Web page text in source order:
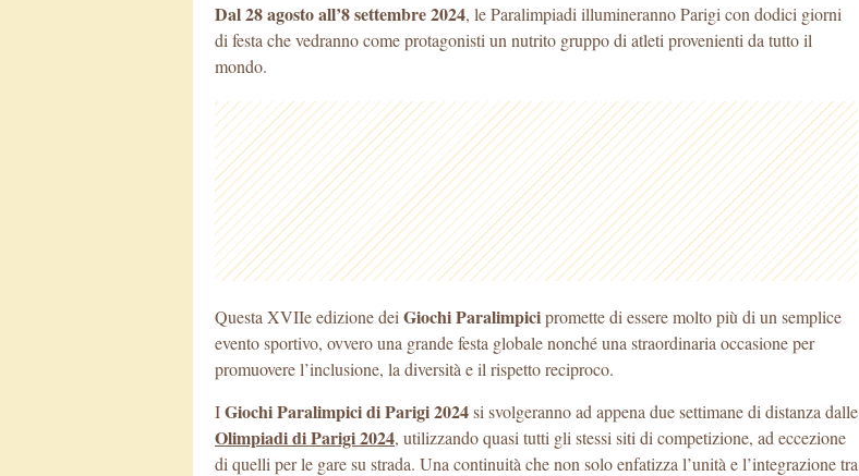
Dal 28 agosto all’8 settembre 2024, le Paralimpiadi illumineranno Parigi con dodici giorni
di festa che vedranno come protagonisti un nutrito gruppo di atleti provenienti da tutto il
mondo.
Questa XVIIe edizione dei Giochi Paralimpicipromette di essere molto più di un semplice
evento sportivo, ovvero una grande festa globale nonché una straordinaria occasione per
promuovere l’inclusione, la diversità e il rispetto reciproco.
IGiochi Paralimpici di Parigi 2024si svolgeranno ad appena due settimane di distanza dalle
Olimpiadi di Parigi 2024, utilizzando quasi tutti gli stessi siti di competizione, ad eccezione
di quelli per le gare su strada. Una continuità che non solo enfatizza l’unità e l’integrazione tra